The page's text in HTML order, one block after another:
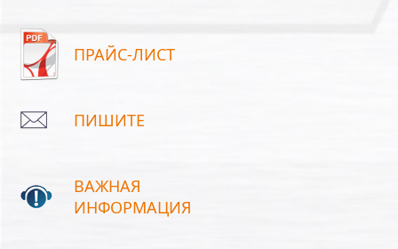
ПРАЙС-ЛИСТ
ПИШИТЕ
ВАЖНАЯ
ИНФОРМАЦИЯ